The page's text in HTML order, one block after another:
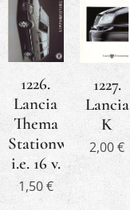
1226.
Lancia
Thema
Stationwagon
i.e. 16 v.
1,50€
1227.
Lancia
K
2,00€